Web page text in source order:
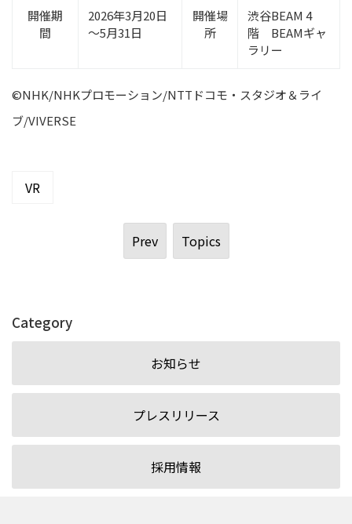
開催期
間
2026年3月20日
～5月31日
開催場
所
渋谷BEAM 4
階 BEAMギャ
ラリー
©NHK/NHKプロモーション/NTTドコモ・スタジオ＆ライ
ブ/VIVERSE
VR
Prev Topics
Category
お知らせ
プレスリリース
採用情報